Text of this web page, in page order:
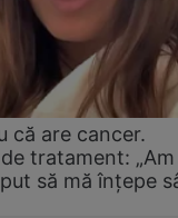
că are cancer.
tratament:
să mă înțepe